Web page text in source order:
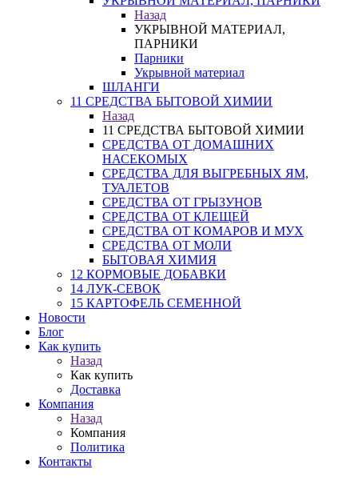
Назад
УКРЫВНОЙ МАТЕРИАЛ,
ПАРНИКИ
Парники
Укрывной материал
ШЛАНГИ
11 СРЕДСТВА БЫТОВОЙ ХИМИИ
Назад
11 СРЕДСТВА БЫТОВОЙ ХИМИИ
СРЕДСТВА ОТ ДОМАШНИХ
НАСЕКОМЫХ
СРЕДСТВА ДЛЯ ВЫГРЕБНЫХ ЯМ,
ТУАЛЕТОВ
СРЕДСТВА ОТ ГРЫЗУНОВ
СРЕДСТВА ОТ КЛЕЩЕЙ
СРЕДСТВА ОТ КОМАРОВ И МУХ
СРЕДСТВА ОТ МОЛИ
БЫТОВАЯ ХИМИЯ
12 КОРМОВЫЕ ДОБАВКИ
14 ЛУК-СЕВОК
15 КАРТОФЕЛЬ СЕМЕННОЙ
Новости
Блог
Как купить
Назад
Как купить
Доставка
Компания
Назад
Компания
Политика
Контакты